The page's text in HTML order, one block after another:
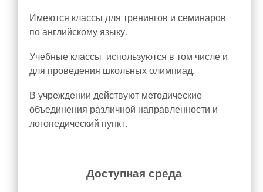
Имеются классы для тренингов и семинаров
по английскому языку.
Учебные классы используются в том числе и
для проведения школьных олимпиад.
В учреждении действуют методические
объединения различной направленности и
логопедический пункт.
Доступная среда